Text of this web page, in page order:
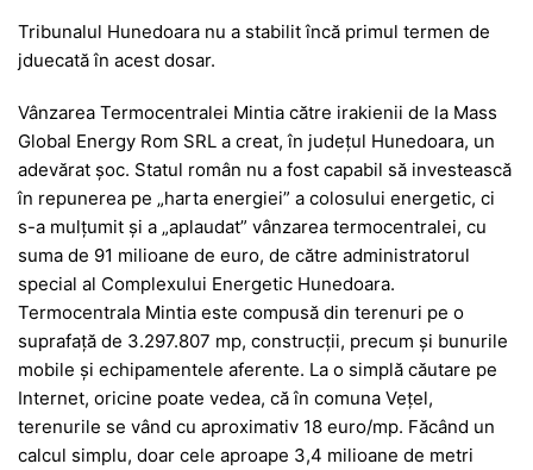
Tribunalul Hunedoara nu a stabilit încă primul termen de
jduecată în acest dosar.
Vânzarea Termocentralei Mintia către irakienii de la Mass
Global Energy Rom SRL a creat, în județul Hunedoara, un
adevărat șoc. Statul român nu a fost capabil să investească
în repunerea pe „harta energiei” a colosului energetic, ci
s-a mulțumit și a „aplaudat” vânzarea termocentralei, cu
suma de 91 milioane de euro, de către administratorul
special al Complexului Energetic Hunedoara.
Termocentrala Mintia este compusă din terenuri pe o
suprafaţă de 3.297.807 mp, construcţii, precum şi bunurile
mobile şi echipamentele aferente. La o simplă căutare pe
Internet, oricine poate vedea, că în comuna Vețel,
terenurile se vând cu aproximativ 18 euro/mp. Făcând un
calcul simplu, doar cele aproape 3,4 milioane de metri